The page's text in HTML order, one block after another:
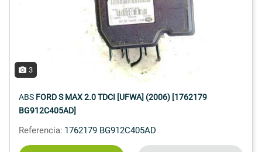
3
ABS FORD S MAX 2.0 TDCI [UFWA] (2006) [1762179
BG912C405AD]
Referencia: 1762179 BG912C405AD